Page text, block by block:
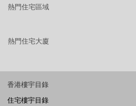
熱門住宅區域
熱門住宅大廈
香港樓宇目錄
住宅樓宇目錄